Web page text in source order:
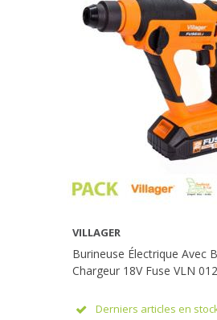
VILLAGER
Burineuse Électrique Avec
Chargeur 18V Fuse VLN
Derniers articles en